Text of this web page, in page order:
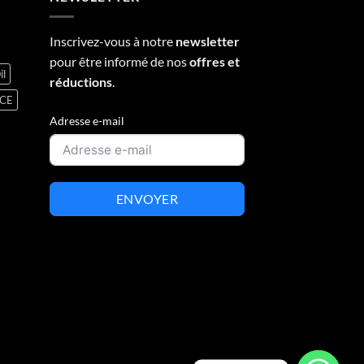
Inscrivez-vous à notre newsletter
pour être informé de nosoffres et
réductions.
Adresse e-mail
ENVOYER